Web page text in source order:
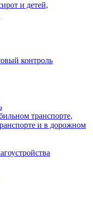
и детей,
контроль
транспорте,
и в дорожном